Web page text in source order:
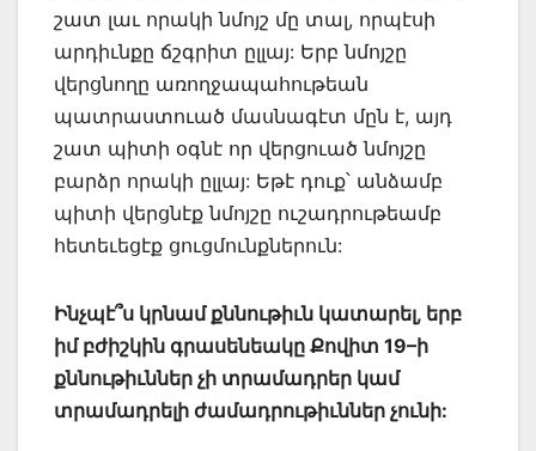
շատ լաւ որակի նմոյշ մը տալ, որպէսի
արդիւնքը ճշգրիտ ըլլայ: Երբ նմոյշը
վերցնողը առողջապահութեան
պատրաստուած մասնագէտ մըն է, այդ
շատ պիտի օգնէ որ վերցուած նմոյշը
բարձր որակի ըլլայ: Եթէ դուք՝ անձամբ
պիտի վերցնէք նմոյշը ուշադրութեամբ
հետեւեցէք ցուցմունքներուն:
Ինչպէ՞ս կրնամ քննութիւն կատարել, երբ
իմ բժիշկին գրասենեակը Քովիտ 19–ի
քննութիւններ չի տրամադրեր կամ
տրամադրելի ժամադրութիւններ չունի: